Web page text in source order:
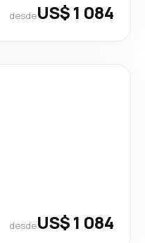
desdeUS$ 1 084
desdeUS$ 1 084